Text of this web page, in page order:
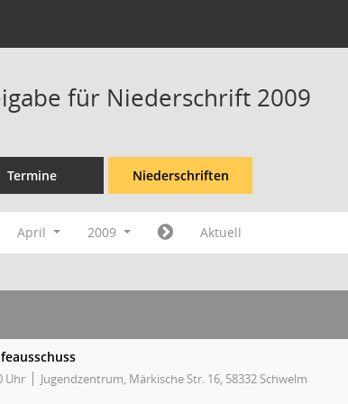
für Niederschrift 2009
Termine Niederschriften
April 2009 Aktuell
Uhr Jugendzentrum, Märkische Str. 16, 58332 Schwelm